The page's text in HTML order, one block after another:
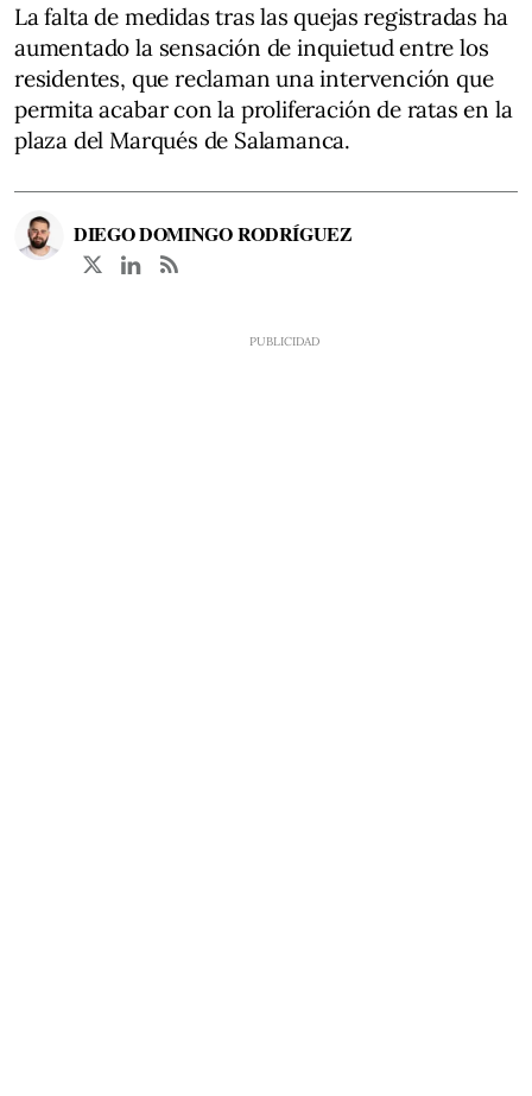
La falta de medidas tras las quejas registradas ha
aumentado la sensación de inquietud entre los
residentes, que reclaman una intervención que
permita acabar con la proliferación de ratas en la
plaza del Marqués de Salamanca.
DIEGO DOMINGO RODRÍGUEZ